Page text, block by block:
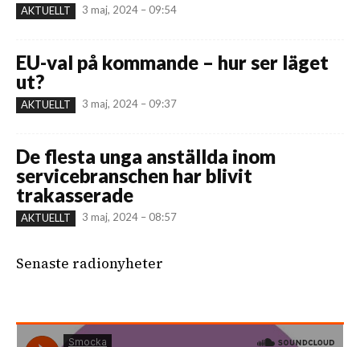
AKTUELLT 3 maj, 2024 – 09:54
EU-val på kommande – hur ser läget
ut?
AKTUELLT 3 maj, 2024 – 09:37
De flesta unga anställda inom
servicebranschen har blivit
trakasserade
AKTUELLT 3 maj, 2024 – 08:57
Senaste radionyheter